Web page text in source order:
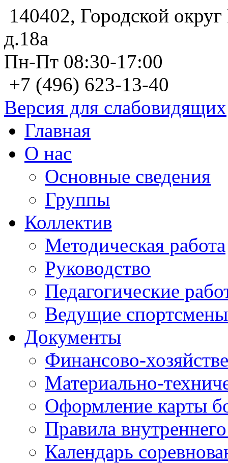
140402, Городской
д.18а
Пн-Пт 08:30-17:00
+7 (496) 623-13-40
Версия для слабовидящих
Главная
О нас
Основные сведения
Группы
Коллектив
Методическая работа
Руководство
Педагогические
Ведущие спортсмены
Документы
Финансово-
Материально-
Оформление карты
Правила
Календарь